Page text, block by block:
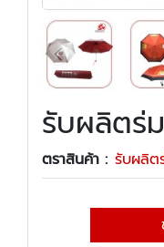
รับผลิตร่
ตราสินค้า : รับผลิต